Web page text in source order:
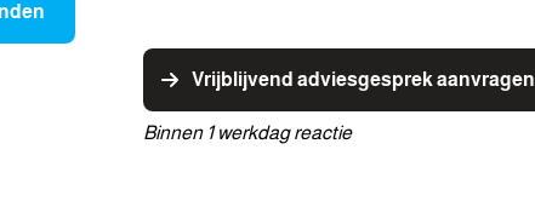
Vrijblijvend adviesgesprek aanvragen
Binnen 1 werkdag reactie